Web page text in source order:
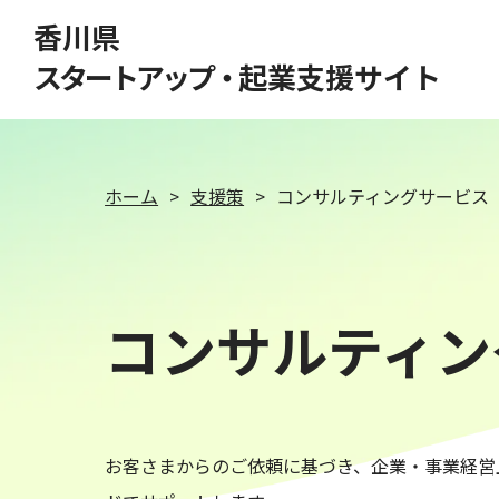
香川県
スタートアップ・起業支援サイト
ホーム 支援策 コンサルティングサービス
コンサルティ
お客さまからのご依頼に基づき、企業・事業経